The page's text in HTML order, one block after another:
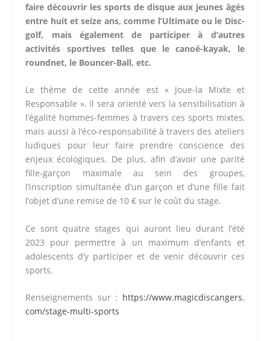
faire découvrir les sports de disque aux jeunes âgés
entre huit et seize ans, comme l’Ultimate ou le Disc-
golf, mais également de participer à d’autres
activités sportives telles que le canoë-kayak, le
roundnet, le Bouncer-Ball, etc.
Le thème de cette année est « Joue-la Mixte et
Responsable ». Il sera orienté vers la sensibilisation à
l’égalité hommes-femmes à travers ces sports mixtes,
mais aussi à l’éco-responsabilité à travers des ateliers
ludiques pour leur faire prendre conscience des
enjeux écologiques. De plus, afin d’avoir une parité
fille-garçon maximale au sein des groupes,
l’inscription simultanée d’un garçon et d’une fille fait
l’objet d’une remise de 10 € sur le coût du stage.
Ce sont quatre stages qui auront lieu durant l’été
2023 pour permettre à un maximum d’enfants et
adolescents d’y participer et de venir découvrir ces
sports.
Renseignements sur : https://www.magicdiscangers.
com/stage-multi-sports